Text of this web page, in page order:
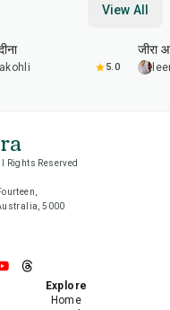
View All
5.0
जीरा
Rights Reserved
5000
Explore
Home